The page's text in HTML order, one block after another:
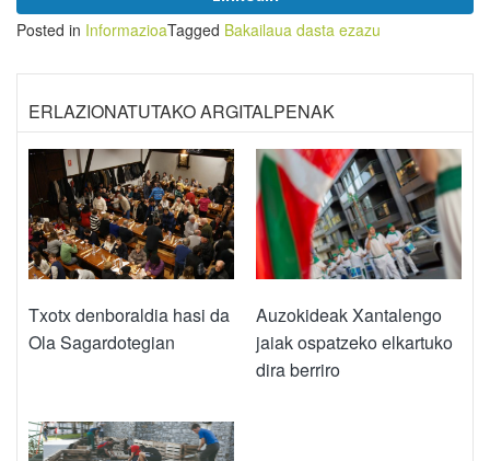
Posted in InformazioaTagged Bakailaua dasta ezazu
ERLAZIONATUTAKO ARGITALPENAK
Txotx denboraldia hasi da
Ola Sagardotegian
Auzokideak Xantalengo
jaiak ospatzeko elkartuko
dira berriro